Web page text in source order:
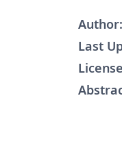
Author:
Last